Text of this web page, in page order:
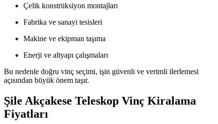
Çelik konstrüksiyon montajları
Fabrika ve sanayi tesisleri
Makine ve ekipman taşıma
Enerji ve altyapı çalışmaları
Bu nedenle doğru vinç seçimi, işin güvenli ve verimli ilerlemesi
açısından büyük önem taşır.
Şile Akçakese Teleskop Vinç Kiralama
Fiyatları